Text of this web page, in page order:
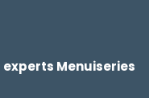
experts Menuiseries